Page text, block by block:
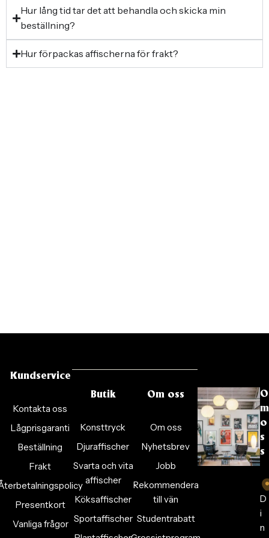
Hur lång tid tar det att behandla och skicka min
beställning?
Hur förpackas affischerna för frakt?
Kundservice
Kontakta oss
Lågprisgaranti
Beställning
Frakt
Presentkort
Vanliga frågor
Butik
Konsttryck
Djuraffischer
Svarta och vita
affischer
Köksaffischer
Sportaffischer
Om oss
Om oss
Nyhetsbrev
Jobb
Rekommendera
till vän
Studentrabatt
O
m
o
s
s
D
i
n